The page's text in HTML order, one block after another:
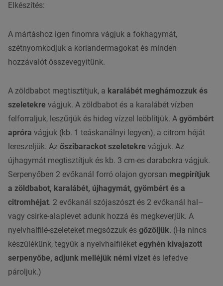
Elkészítés:
A mártáshoz igen finomra vágjuk a fokhagymát,
szétnyomkodjuk a koriandermagokat és minden
hozzávalót összevegyítünk.
A zöldbabot megtisztítjuk, a karalábét meghámozzuk és
szeletekre vágjuk. A zöldbabot és a karalábét vízben
felforraljuk, leszűrjük és hideg vízzel leöblítjük. A gyömbért
apróra vágjuk (kb. 1 teáskanálnyi legyen), a citrom héját
lereszeljük. Az őszibarackot szeletekre vágjuk. Az
újhagymát megtisztítjuk és kb. 3 cm-es darabokra vágjuk.
Serpenyőben 2 evőkanál forró olajon gyorsan megpirítjuk
a zöldbabot, karalábét, újhagymát, gyömbért és a
citromhéjat. 2 evőkanál szójaszószt és 2 evőkanál hal–
vagy csirke-alaplevet adunk hozzá és megkeverjük. A
nyelvhalfilé-szeleteket megsózzuk és gőzöljük. (Ha nincs
készülékünk, tegyük a nyelvhalfiléket egyhén kivajazott
serpenyőbe, adjunk melléjük némi vizet és lefedve
pároljuk.)